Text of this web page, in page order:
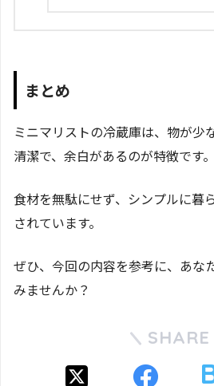
まとめ
ミニマリストの冷蔵庫は、物が少
清潔で、余白があるのが特徴です。
食材を無駄にせず、シンプルに暮
されています。
ぜひ、今回の内容を参考に、あな
みませんか？
SHARE